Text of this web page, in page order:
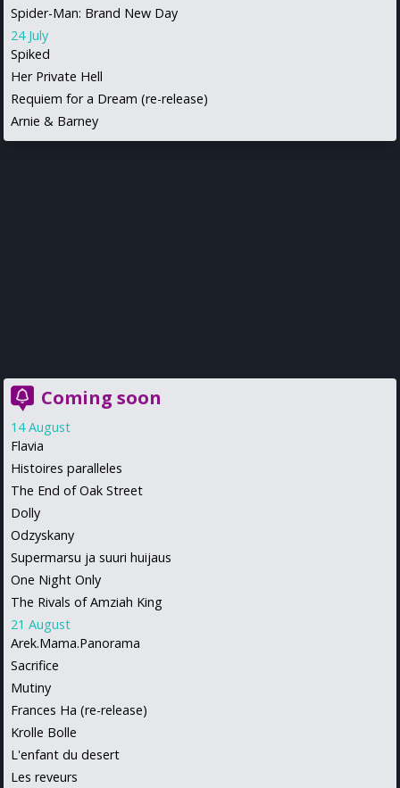
Spider-Man: Brand New Day
24 July
Spiked
Her Private Hell
Requiem for a Dream (re-release)
Arnie & Barney
Coming soon
14 August
Flavia
Histoires paralleles
The End of Oak Street
Dolly
Odzyskany
Supermarsu ja suuri huijaus
One Night Only
The Rivals of Amziah King
21 August
Arek.Mama.Panorama
Sacrifice
Mutiny
Frances Ha (re-release)
Krolle Bolle
L'enfant du desert
Les reveurs